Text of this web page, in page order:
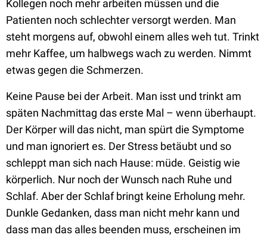
Kollegen noch mehr arbeiten müssen und die
Patienten noch schlechter versorgt werden. Man
steht morgens auf, obwohl einem alles weh tut. Trinkt
mehr Kaffee, um halbwegs wach zu werden. Nimmt
etwas gegen die Schmerzen.
Keine Pause bei der Arbeit. Man isst und trinkt am
späten Nachmittag das erste Mal – wenn überhaupt.
Der Körper will das nicht, man spürt die Symptome
und man ignoriert es. Der Stress betäubt und so
schleppt man sich nach Hause: müde. Geistig wie
körperlich. Nur noch der Wunsch nach Ruhe und
Schlaf. Aber der Schlaf bringt keine Erholung mehr.
Dunkle Gedanken, dass man nicht mehr kann und
dass man das alles beenden muss, erscheinen im